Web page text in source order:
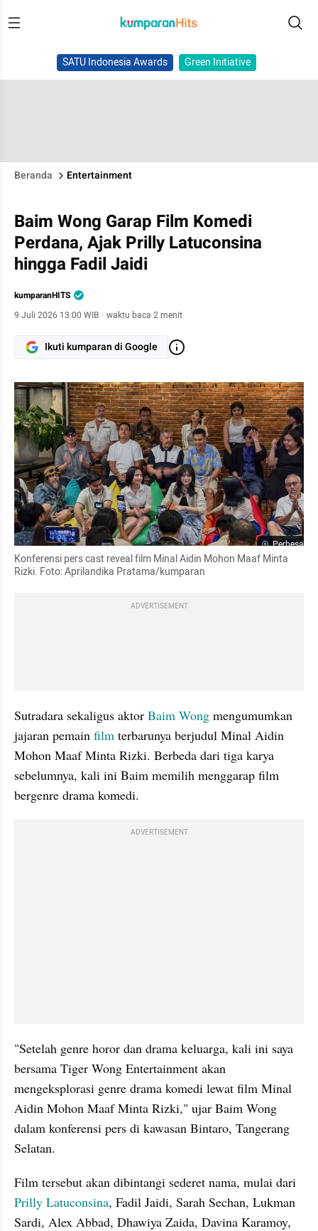
SATU Indonesia Awards Green Initiative
Beranda Entertainment
Baim Wong Garap Film Komedi
Perdana, Ajak Prilly Latuconsina
hingga Fadil Jaidi
kumparanHITS
9 Juli 2026 13:00 WIB · waktu baca 2 menit
Ikuti kumparan di Google
Perbesar
Konferensi pers cast reveal film Minal Aidin Mohon Maaf Minta
Rizki. Foto: Aprilandika Pratama/kumparan
ADVERTISEMENT
Sutradara sekaligus aktor Baim Wong mengumumkan
jajaran pemain film terbarunya berjudul Minal Aidin
Mohon Maaf Minta Rizki. Berbeda dari tiga karya
sebelumnya, kali ini Baim memilih menggarap film
bergenre drama komedi.
ADVERTISEMENT
"Setelah genre horor dan drama keluarga, kali ini saya
bersama Tiger Wong Entertainment akan
mengeksplorasi genre drama komedi lewat film Minal
Aidin Mohon Maaf Minta Rizki," ujar Baim Wong
dalam konferensi pers di kawasan Bintaro, Tangerang
Selatan.
Prilly Latuconsina, Fadil Jaidi, Sarah Sechan, Lukman
Sardi, Alex Abbad, Dhawiya Zaida, Davina Karamoy,